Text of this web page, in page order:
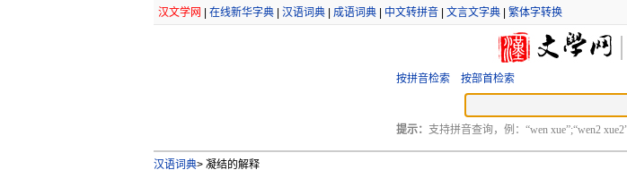
汉文学网 在线新华字典| 汉语词典| 成语词典| 中文转拼音| 文言文字典| 繁体字转换
按拼音检索 按部首检索
提示： 支持拼音查询，例：“wen xue”;“wen2
汉语词典>凝结的解释